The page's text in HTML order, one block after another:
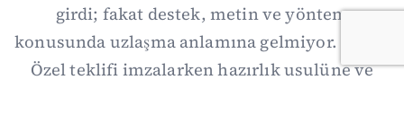
girdi; fakat destek, metin ve yöntem
konusunda uzlaşma anlamına gelmiyor. Özgür
Özel teklifi imzalarken hazırlık usulüne ve